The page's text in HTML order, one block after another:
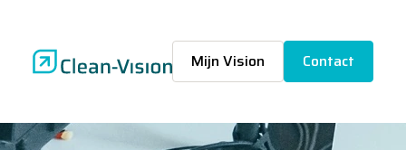
Mijn Vision Contact